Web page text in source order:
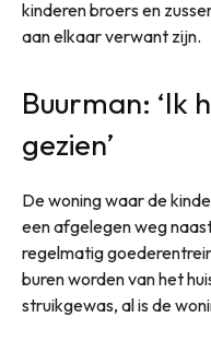
kinderen broers en
aan elkaar verwant zijn.
Buurman: ‘Ik
gezien’
De woning waar de
een afgelegen weg
regelmatig
buren worden van het
struikgewas, al is de